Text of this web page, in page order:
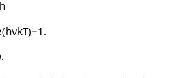
(hνkT)−1 .
.